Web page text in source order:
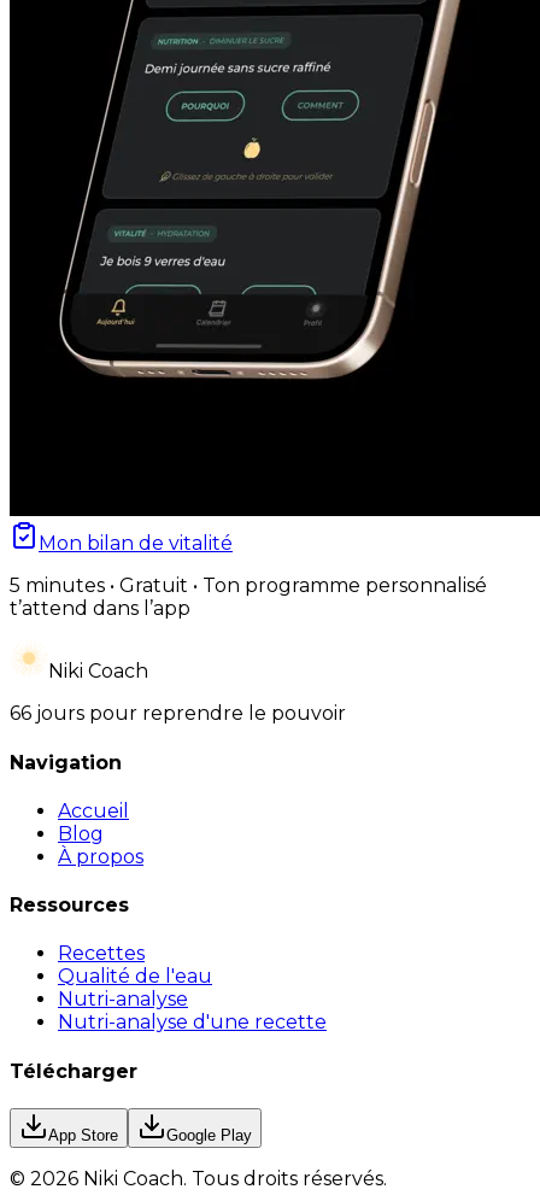
Mon bilan de vitalité
5 minutes • Gratuit • Ton programme personnalisé
t’attend dans l’app
Niki Coach
66 jours pour reprendre le pouvoir
Navigation
Accueil
Blog
À propos
Ressources
Recettes
Qualité de l'eau
Nutri-analyse
Nutri-analyse d'une recette
Télécharger
App Store Google Play
© 2026 Niki Coach. Tous droits réservés.